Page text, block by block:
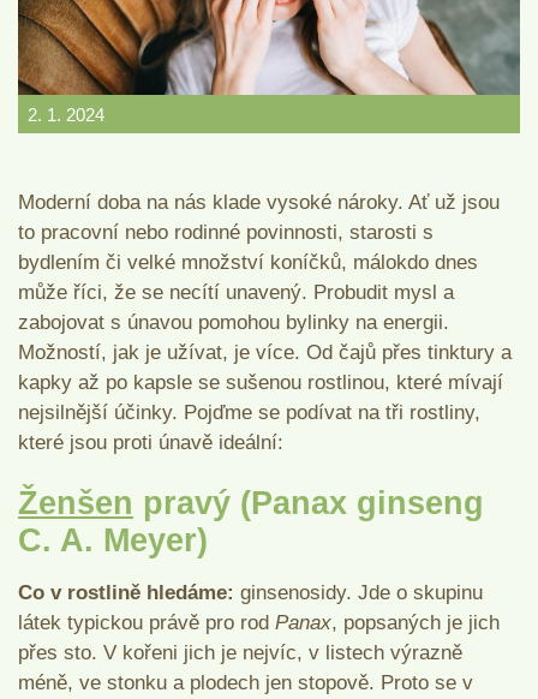
2. 1. 2024
Moderní doba na nás klade vysoké nároky. Ať už jsou
to pracovní nebo rodinné povinnosti, starosti s
bydlením či velké množství koníčků, málokdo dnes
může říci, že se necítí unavený. Probudit mysl a
zabojovat s únavou pomohou bylinky na energii.
Možností, jak je užívat, je více. Od čajů přes tinktury a
kapky až po kapsle se sušenou rostlinou, které mívají
nejsilnější účinky. Pojďme se podívat na tři rostliny,
které jsou proti únavě ideální:
Ženšen pravý (Panax ginseng
C. A. Meyer)
Co v rostlině hledáme: ginsenosidy. Jde o skupinu
látek typickou právě pro rod Panax, popsaných je jich
přes sto. V kořeni jich je nejvíc, v listech výrazně
méně, ve stonku a plodech jen stopově. Proto se v